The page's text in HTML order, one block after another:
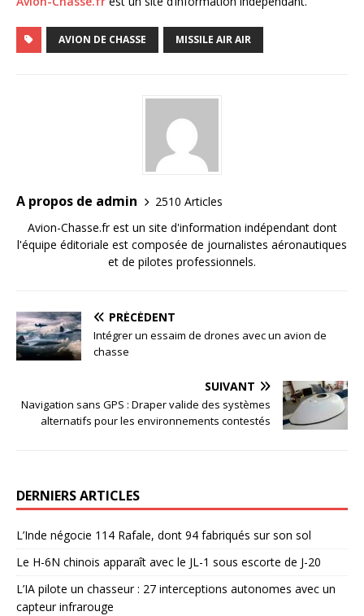
AVION DE CHASSE MISSILE AIR AIR
A propos de admin
2510 Articles
Avion-Chasse.fr est un site d'information indépendant dont
l'équipe éditoriale est composée de journalistes aéronautiques
et de pilotes professionnels.
PRÉCÉDENT
Intégrer un essaim de drones avec un avion de
chasse
SUIVANT
Navigation sans GPS : Draper valide des systèmes
alternatifs pour les environnements contestés
DERNIERS ARTICLES
L’Inde négocie 114 Rafale, dont 94 fabriqués sur son sol
Le H-6N chinois apparaît avec le JL-1 sous escorte de J-20
L’IA pilote un chasseur : 27 interceptions autonomes avec un
capteur infrarouge